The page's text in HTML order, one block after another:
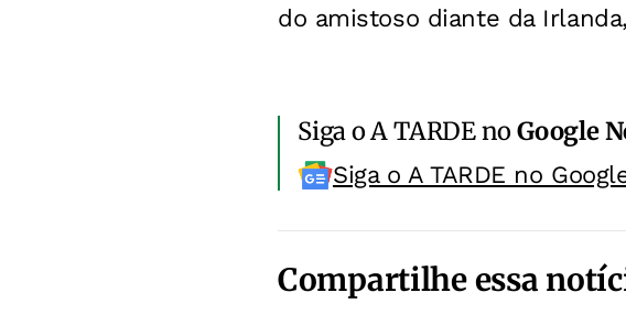
do amistoso diante da
Siga o A TARDE noGoogle
Siga o A TARDE no
Compartilhe essa